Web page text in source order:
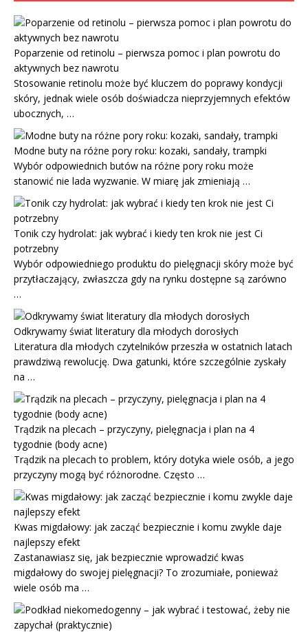
Poparzenie od retinolu – pierwsza pomoc i plan powrotu do
aktywnych bez nawrotu
Stosowanie retinolu może być kluczem do poprawy kondycji
skóry, jednak wiele osób doświadcza nieprzyjemnych efektów
ubocznych, …
Modne buty na różne pory roku: kozaki, sandały, trampki
Wybór odpowiednich butów na różne pory roku może
stanowić nie lada wyzwanie. W miarę jak zmieniają …
Tonik czy hydrolat: jak wybrać i kiedy ten krok nie jest Ci
potrzebny
Wybór odpowiedniego produktu do pielęgnacji skóry może być
przytłaczający, zwłaszcza gdy na rynku dostępne są zarówno
…
Odkrywamy świat literatury dla młodych dorosłych
Literatura dla młodych czytelników przeszła w ostatnich latach
prawdziwą rewolucję. Dwa gatunki, które szczególnie zyskały
na …
Trądzik na plecach – przyczyny, pielęgnacja i plan na 4
tygodnie (body acne)
Trądzik na plecach to problem, który dotyka wiele osób, a jego
przyczyny mogą być różnorodne. Często …
Kwas migdałowy: jak zacząć bezpiecznie i komu zwykle daje
najlepszy efekt
Zastanawiasz się, jak bezpiecznie wprowadzić kwas
migdałowy do swojej pielęgnacji? To zrozumiałe, ponieważ
wiele osób ma …